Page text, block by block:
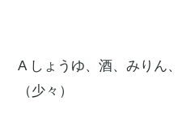
A しょうゆ、酒、みり
（少々）